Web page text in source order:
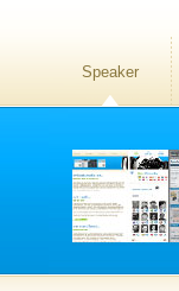
Speaker